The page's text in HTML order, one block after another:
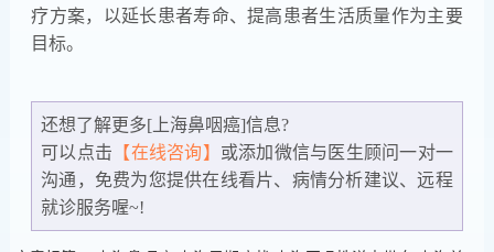
疗方案，以延长患者寿命、提高患者生活质量作为主要
目标。
还想了解更多[上海鼻咽癌]信息?
可以点击 【在线咨询】 或添加微信与医生顾问一对一
沟通，免费为您提供在线看片、病情分析建议、远程
就诊服务喔~!